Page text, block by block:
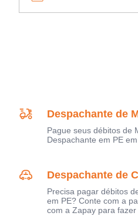
Despachante de
Pague seus débitos de
Despachante em PE
Despachante de
Precisa pagar débitos
em PE? Conte com a
com a Zapay para